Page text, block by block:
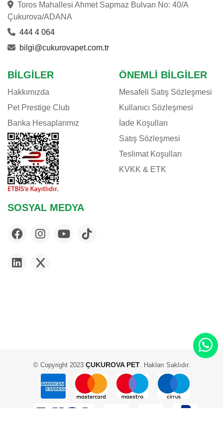
Toros Mahallesi Ahmet Sapmaz Bulvarı No: 40/A
Çukurova/ADANA
444 4 064
bilgi@cukurovapet.com.tr
BILGILER
Hakkımızda
Pet Prestige Club
Banka Hesaplarımız
ÖNEMLI BILGILER
Mesafeli Satış Sözleşmesi
Kullanıcı Sözleşmesi
İade Koşulları
Satış Sözleşmesi
Teslimat Koşulları
KVKK & ETK
SOSYAL MEDYA
© Copyright 2023ÇUKUROVA PET. Hakları Saklıdır.